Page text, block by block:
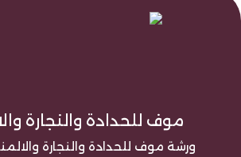
موف للحدادة والنجارة
ورشة موف للحدادة والنجارة